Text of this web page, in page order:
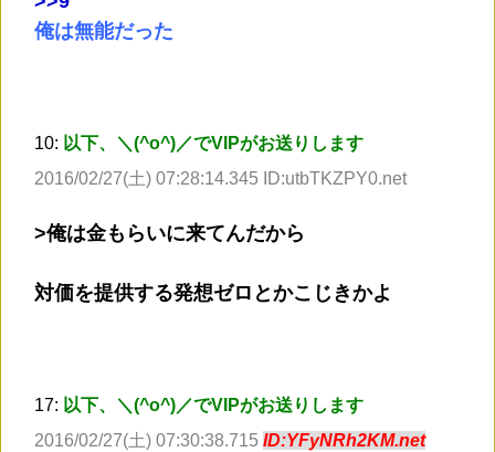
俺は無能だった
10: 以下、＼(^o^)／でVIPがお送りします
2016/02/27(土) 07:28:14.345 ID:utbTKZPY0.net
>俺は金もらいに来てんだから
対価を提供する発想ゼロとかこじきかよ
17: 以下、＼(^o^)／でVIPがお送りします
2016/02/27(土) 07:30:38.715 ID:YFyNRh2KM.net